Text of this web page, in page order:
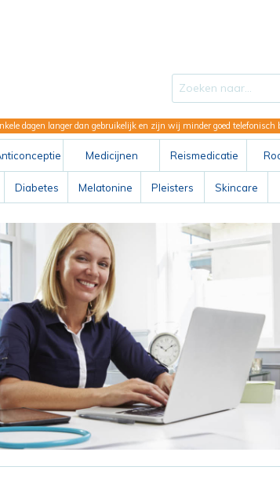
dagen langer dan gebruikelijk en zijn wij minder goed telefonisch
Medicijnen
ABC
Reismedicatie
Diabetes Melatonine Pleisters Skincare